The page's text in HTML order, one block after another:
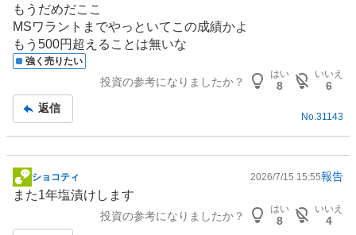
板
記
事
もうだめだここ
MSワラントまでやっといてこの成績かよ
もう500円超えることは無いな
強く売りたい
投資の参考になりましたか？
はい
8
いいえ
6
返信
No. 31143
掲
示
ショコティ 2026/7/15 15:55報告
また1年塩漬けします
投資の参考になりましたか？
はい
8
いいえ
4